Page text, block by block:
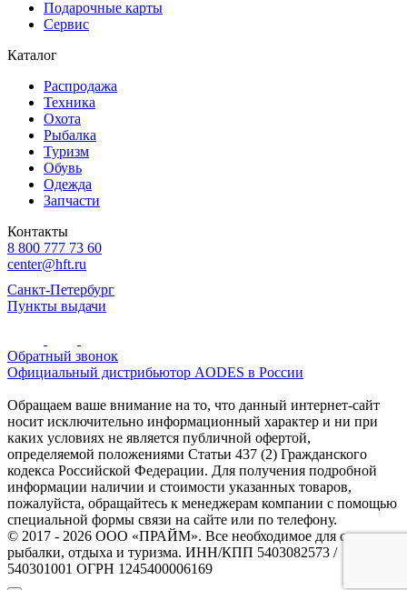
Подарочные карты
Сервис
Каталог
Распродажа
Техника
Охота
Рыбалка
Туризм
Обувь
Одежда
Запчасти
Контакты
8 800 777 73 60
center@hft.ru
Санкт-Петербург
Пункты выдачи
Обратный звонок
Официальный дистрибьютор AODES в России
Обращаем ваше внимание на то, что данный интернет-сайт
носит исключительно информационный характер и ни при
каких условиях не является публичной офертой,
определяемой положениями Статьи 437 (2) Гражданского
кодекса Российской Федерации. Для получения подробной
информации наличии и стоимости указанных товаров,
пожалуйста, обращайтесь к менеджерам компании с помощью
специальной формы связи на сайте или по телефону.
© 2017 - 2026 ООО «ПРАЙМ». Все необходимое для охоты и
рыбалки, отдыха и туризма. ИНН/КПП 5403082573 /
540301001 ОГРН 1245400006169